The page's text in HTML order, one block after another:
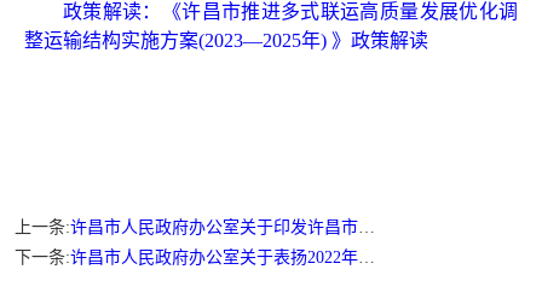
政策解读：《许昌市推进多式联运高质量发展优化调
整运输结构实施方案(2023—2025年) 》政策解读
上一条:许昌市人民政府办公室关于印发许昌市突发公共卫生事件应急预案的通知
下一条:许昌市人民政府办公室关于表扬2022年市重点民生实事工作突出单位的通报